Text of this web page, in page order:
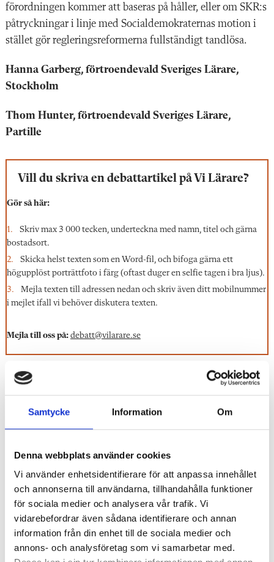
Samtycke Information Om
Denna webbplats använder cookies
Vi använder enhetsidentifierare för att anpassa innehållet
och annonserna till användarna, tillhandahålla funktioner
för sociala medier och analysera vår trafik. Vi
vidarebefordrar även sådana identifierare och annan
information från din enhet till de sociala medier och
annons- och analysföretag som vi samarbetar med.
förordningen kommer att baseras på håller, eller om SKR:s
påtryckningar i linje med Socialdemokraternas motion i
stället gör regleringsreformerna fullständigt tandlösa.
Hanna Garberg, förtroendevald Sveriges Lärare,
Stockholm
Thom Hunter, förtroendevald Sveriges Lärare,
Partille
Vill du skriva en debattartikel på Vi Lärare?
Gör så här:
Skriv max 3 000 tecken, underteckna med namn, titel och gärna
bostadsort.
Skicka helst texten som en Word-fil, och bifoga gärna ett
högupplöst porträttfoto i färg (oftast duger en selfie tagen i bra ljus).
Mejla texten till adressen nedan och skriv även ditt mobilnummer
i mejlet ifall vi behöver diskutera texten.
Mejla till oss på: debatt@vilarare.se
LÄS ÄVEN:
Nu klubbas beslutet om lärarnas tid: ”Äntligen”
Segergesten – här inleder Sveriges Lärare valrörelsen
Politikerna eniga – lärares tid ska regleras
Storbråk om lärarnas tid: ”SKR siffertrixar”
SKR:s hot efter lärarnas krav: ”Då höjer vi skatten”